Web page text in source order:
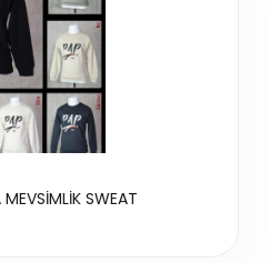
MEVSİMLİK SWEAT